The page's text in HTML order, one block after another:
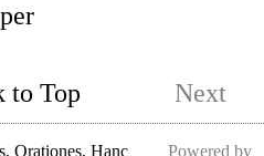
to Top Next
,Orationes, Hanc Powered by